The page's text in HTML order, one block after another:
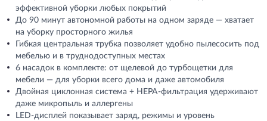
эффективной уборки любых покрытий
До 90 минут автономной работы на одном заряде — хватает
на уборку просторного жилья
Гибкая центральная трубка позволяет удобно пылесосить под
мебелью и в труднодоступных местах
6 насадок в комплекте: от щелевой до турбощетки для
мебели — для уборки всего дома и даже автомобиля
Двойная циклонная система + HEPA-фильтрация удерживают
даже микропыль и аллергены
LED-дисплей показывает заряд, режимы и уровень